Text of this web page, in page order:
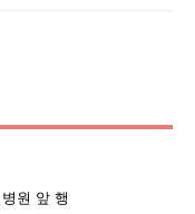
원 앞 행